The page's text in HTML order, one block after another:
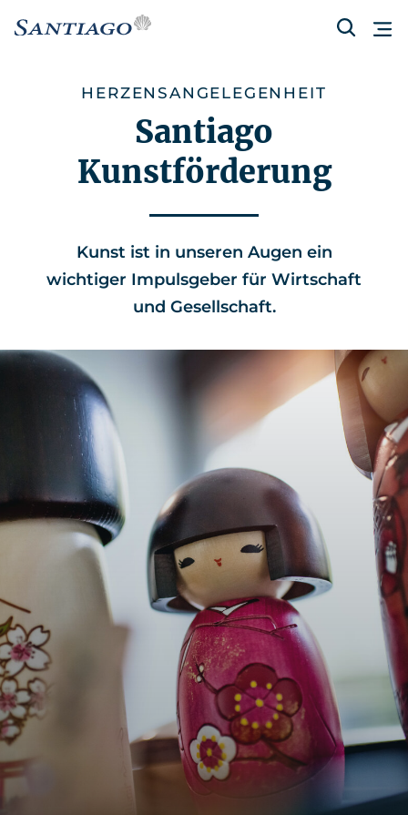
HERZENSANGELEGENHEIT
Santiago
Kunstförderung
Kunst ist in unseren Augen ein
wichtiger Impulsgeber für Wirtschaft
und Gesellschaft.